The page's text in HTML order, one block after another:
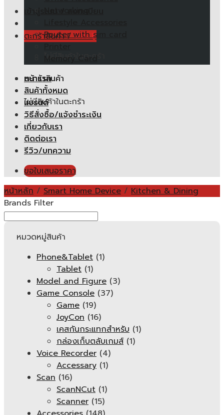
ตะกร้าสินค้า /0.00฿
ไม่มีสินค้าในตะกร้า
ตะกร้าสินค้า
ไม่มีสินค้าในตะกร้า
Router with sim card
Memory Card
หน้าแรก
สินค้าทั้งหมด
แบรนด์
วิธีสั่งซื้อ/แจ้งชำระเงิน
เกี่ยวกับเรา
ติดต่อเรา
รีวิว/บทความ
ขอใบเสนอราคา
หน้าหลัก / Smart Home Device / Kitchen & Dining
Brands Filter
หมวดหมู่สินค้า
Phone&Tablet (1)
Tablet (1)
Model and Figure (3)
Game Console (37)
Game (19)
JoyCon (16)
เคสกันกระแทกสำหรับ (1)
กล่องเก็บตลับเกมส์ (1)
Voice Recorder (4)
Accessary (1)
Scan (16)
ScanNCut (1)
Scanner (15)